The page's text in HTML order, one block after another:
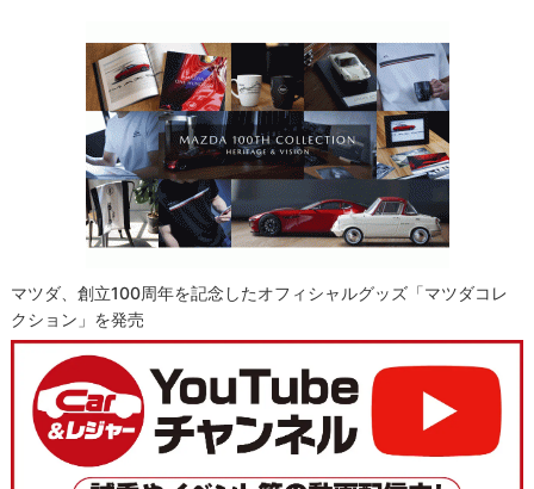
マツダ、創立100周年を記念したオフィシャルグッズ「マツダコレ
クション」を発売